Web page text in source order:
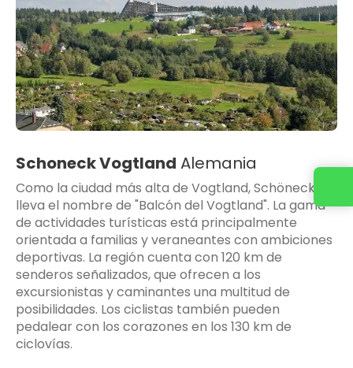
Schoneck Vogtland Alemania
Como la ciudad más alta de Vogtland, Schöneck
lleva el nombre de "Balcón del Vogtland". La gama
de actividades turísticas está principalmente
orientada a familias y veraneantes con ambiciones
deportivas. La región cuenta con 120 km de
senderos señalizados, que ofrecen a los
excursionistas y caminantes una multitud de
posibilidades. Los ciclistas también pueden
pedalear con los corazones en los 130 km de
ciclovías.